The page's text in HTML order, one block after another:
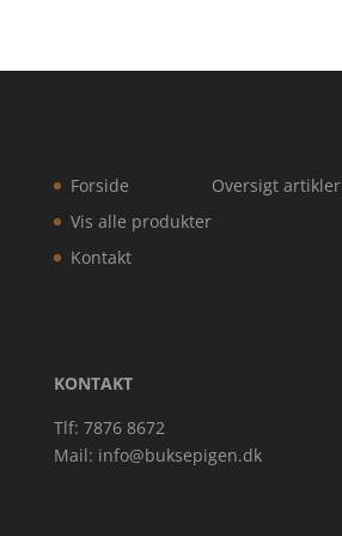
Forside
Vis alle produkter
Kontakt
Oversigt artikler
KONTAKT
Tlf: 7876 8672
Mail: info@buksepigen.dk